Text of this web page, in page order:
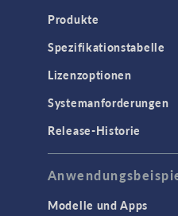
Produkte
Spezifikationstabelle
Lizenzoptionen
Systemanforderungen
Release-Historie
Modelle und Apps